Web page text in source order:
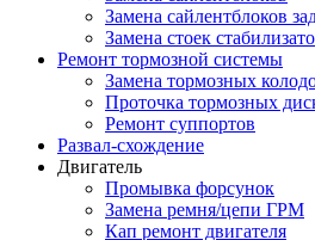
Замена сайлентблоков
Замена стоек
Ремонт тормозной системы
Замена тормозных
Проточка тормозных
Ремонт суппортов
Развал-схождение
Двигатель
Промывка форсунок
Замена ремня/цепи ГРМ
Кап ремонт двигателя